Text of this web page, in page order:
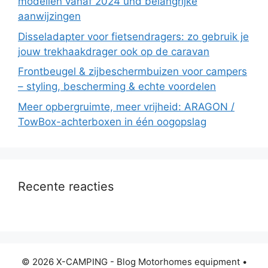
aanwijzingen
Disseladapter voor fietsendragers: zo gebruik je
jouw trekhaakdrager ook op de caravan
Frontbeugel & zijbeschermbuizen voor campers
– styling, bescherming & echte voordelen
Meer opbergruimte, meer vrijheid: ARAGON /
TowBox-achterboxen in één oogopslag
Recente reacties
© 2026 X-CAMPING - Blog Motorhomes equipment•